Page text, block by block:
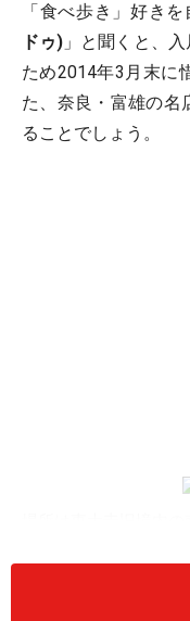
「食べ歩き」好き
ドゥ) 」と聞くと、
ため2014年3月末に
た、奈良・富雄の名
ることでしょう。
一旦は閉店したこの
年12月10日、見事